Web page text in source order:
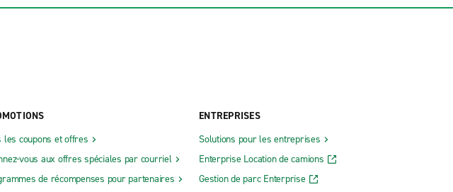
les coupons et offres
vous aux offres spéciales par courriel
de récompenses pour partenaires
ENTREPRISES
Solutions pour les entreprises
Enterprise Location de camions
Gestion de parc Enterprise